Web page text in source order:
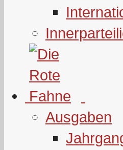
Ausgaben